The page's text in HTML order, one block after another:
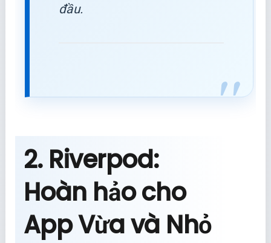
đầu.
2. Riverpod:
Hoàn hảo cho
App Vừa và Nhỏ